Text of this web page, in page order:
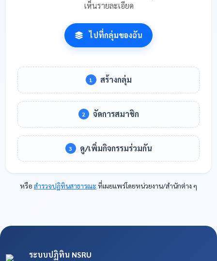
เห็นรายละเอียด
ไปที่กลุ่มของฉัน
1 สร้างกลุ่ม
2 จัดการสมาชิก
3 ดู/เพิ่มกิจกรรมร่วมกัน
หรือ สำรวจปฏิทินสาธารณะ ที่เผยแพร่โดยหน่วยงาน/สำนักต่าง ๆ
ระบบปฏิทิน NSRU